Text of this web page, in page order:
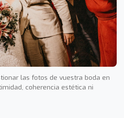
las fotos de vuestra boda en
coherencia estética ni